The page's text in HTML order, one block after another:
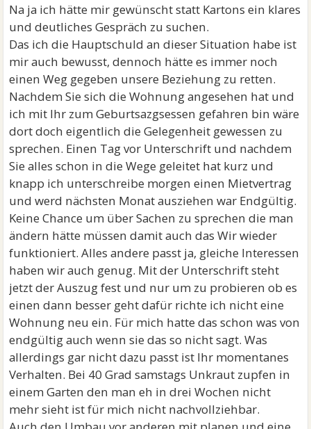
Na ja ich hätte mir gewünscht statt Kartons ein klares
und deutliches Gespräch zu suchen.
Das ich die Hauptschuld an dieser Situation habe ist
mir auch bewusst, dennoch hätte es immer noch
einen Weg gegeben unsere Beziehung zu retten.
Nachdem Sie sich die Wohnung angesehen hat und
ich mit Ihr zum Geburtsazgsessen gefahren bin wäre
dort doch eigentlich die Gelegenheit gewessen zu
sprechen. Einen Tag vor Unterschrift und nachdem
Sie alles schon in die Wege geleitet hat kurz und
knapp ich unterschreibe morgen einen Mietvertrag
und werd nächsten Monat ausziehen war Endgültig.
Keine Chance um über Sachen zu sprechen die man
ändern hätte müssen damit auch das Wir wieder
funktioniert. Alles andere passt ja, gleiche Interessen
haben wir auch genug. Mit der Unterschrift steht
jetzt der Auszug fest und nur um zu probieren ob es
einen dann besser geht dafür richte ich nicht eine
Wohnung neu ein. Für mich hatte das schon was von
endgültig auch wenn sie das so nicht sagt. Was
allerdings gar nicht dazu passt ist Ihr momentanes
Verhalten. Bei 40 Grad samstags Unkraut zupfen in
einem Garten den man eh in drei Wochen nicht
mehr sieht ist für mich nicht nachvollziehbar.